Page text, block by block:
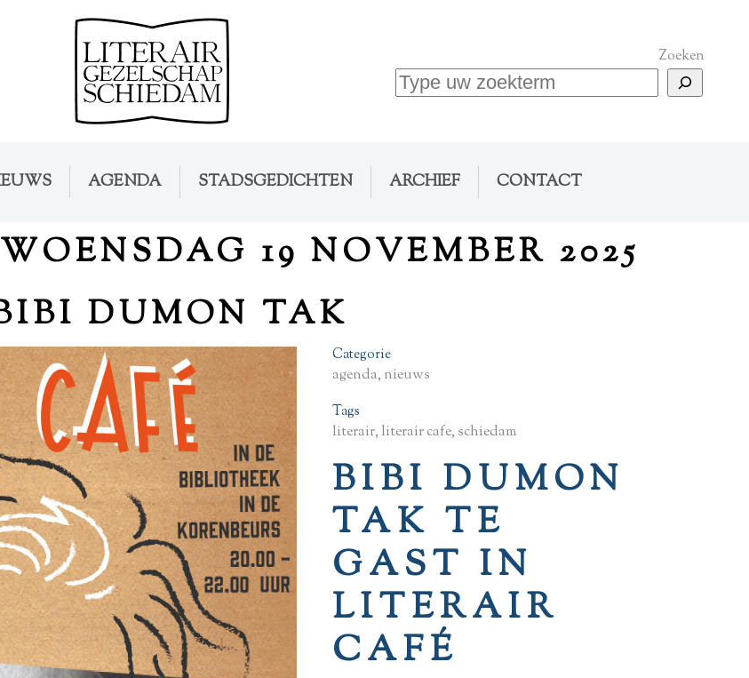
Zoeken
AGENDA STADSGEDICHTEN ARCHIEF CONTACT
19 NOVEMBER 2025
DUMON TAK
Categorie
agenda, nieuws
Tags
literair, literair cafe, schiedam
BIBI DUMON
TAK TE
GAST IN
LITERAIR
CAFÉ